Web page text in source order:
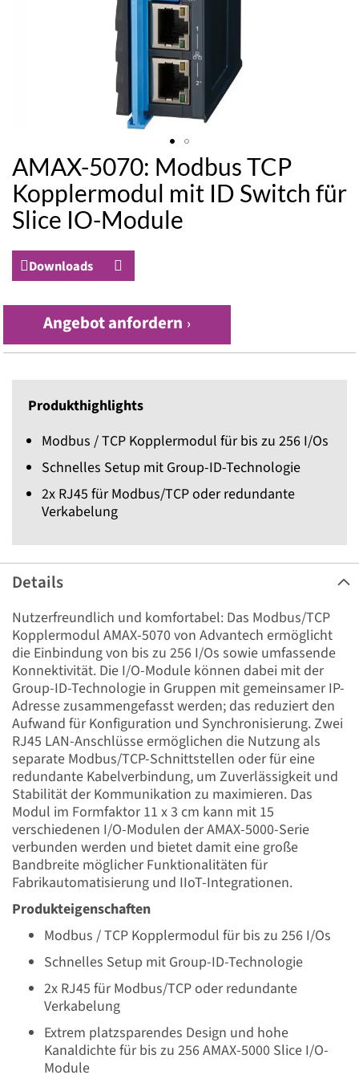
AMAX-5070: Modbus TCP
Kopplermodul mit ID Switch für
Slice IO-Module
Downloads
Angebot anfordern
Produkthighlights
Modbus / TCP Kopplermodul für bis zu 256 I/Os
Schnelles Setup mit Group-ID-Technologie
2x RJ45 für Modbus/TCP oder redundante
Verkabelung
Zum
Anfang
der
Bildergalerie
springen
Details
Nutzerfreundlich und komfortabel: Das Modbus/TCP
Kopplermodul AMAX-5070 von Advantech ermöglicht
die Einbindung von bis zu 256 I/Os sowie umfassende
Konnektivität. Die I/O-Module können dabei mit der
Group-ID-Technologie in Gruppen mit gemeinsamer IP-
Adresse zusammengefasst werden; das reduziert den
Aufwand für Konfiguration und Synchronisierung. Zwei
RJ45 LAN-Anschlüsse ermöglichen die Nutzung als
separate Modbus/TCP-Schnittstellen oder für eine
redundante Kabelverbindung, um Zuverlässigkeit und
Stabilität der Kommunikation zu maximieren. Das
Modul im Formfaktor 11 x 3 cm kann mit 15
verschiedenen I/O-Modulen der AMAX-5000-Serie
verbunden werden und bietet damit eine große
Bandbreite möglicher Funktionalitäten für
Fabrikautomatisierung und IIoT-Integrationen.
Produkteigenschaften
Modbus / TCP Kopplermodul für bis zu 256 I/Os
Schnelles Setup mit Group-ID-Technologie
2x RJ45 für Modbus/TCP oder redundante
Verkabelung
Extrem platzsparendes Design und hohe
Kanaldichte für bis zu 256 AMAX-5000 Slice I/O-
Module